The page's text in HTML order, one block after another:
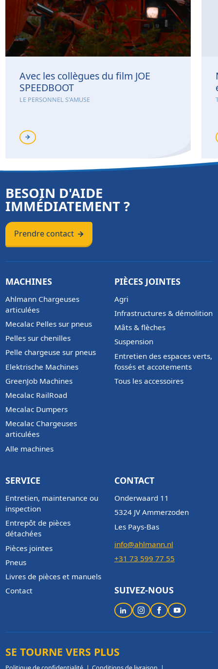
Avec les collègues du film JOE
SPEEDBOOT
LE PERSONNEL S'AMUSE
BESOIN D'AIDE
IMMÉDIATEMENT ?
Prendre contact
MACHINES
Ahlmann Chargeuses
articulées
Mecalac Pelles sur pneus
Pelles sur chenilles
Pelle chargeuse sur pneus
Elektrische Machines
GreenJob Machines
Mecalac RailRoad
Mecalac Dumpers
Mecalac Chargeuses
articulées
Alle machines
PIÈCES JOINTES
Agri
Infrastructures & démolition
Mâts & flèches
Suspension
Entretien des espaces verts,
fossés et accotements
Tous les accessoires
SERVICE
Entretien, maintenance ou
inspection
Entrepôt de pièces
détachées
Pièces jointes
Pneus
Livres de pièces et manuels
Contact
CONTACT
Onderwaard 11
5324 JV Ammerzoden
Les Pays-Bas
info@ahlmann.nl
+31 73 599 77 55
SUIVEZ-NOUS
SE TOURNE VERS PLUS